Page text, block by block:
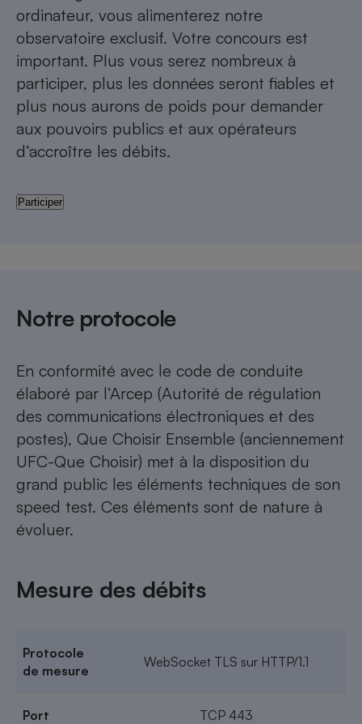
ordinateur, vous alimenterez notre
observatoire exclusif. Votre concours est
important. Plus vous serez nombreux à
participer, plus les données seront fiables et
plus nous aurons de poids pour demander
aux pouvoirs publics et aux opérateurs
d’accroître les débits.
Participer
Notre protocole
En conformité avec le code de conduite
élaboré par l’Arcep (Autorité de régulation
des communications électroniques et des
postes), Que Choisir Ensemble (anciennement
UFC-Que Choisir) met à la disposition du
grand public les éléments techniques de son
speed test. Ces éléments sont de nature à
évoluer.
Mesure des débits
Protocole
de mesure
WebSocket TLS sur HTTP/1.1
Port TCP 443